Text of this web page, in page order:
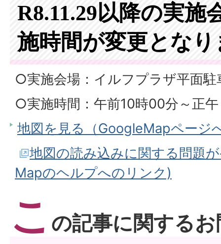
R8.11.29以降の実施
施時間が変更となり
○実施会場：イルフプラザ平面駐
○実施時間：午前10時00分～正午
地図を見る（GoogleMapページ
地図の読み込みに関する問題
Mapのヘルプへのリンク)
こ の記事に関する